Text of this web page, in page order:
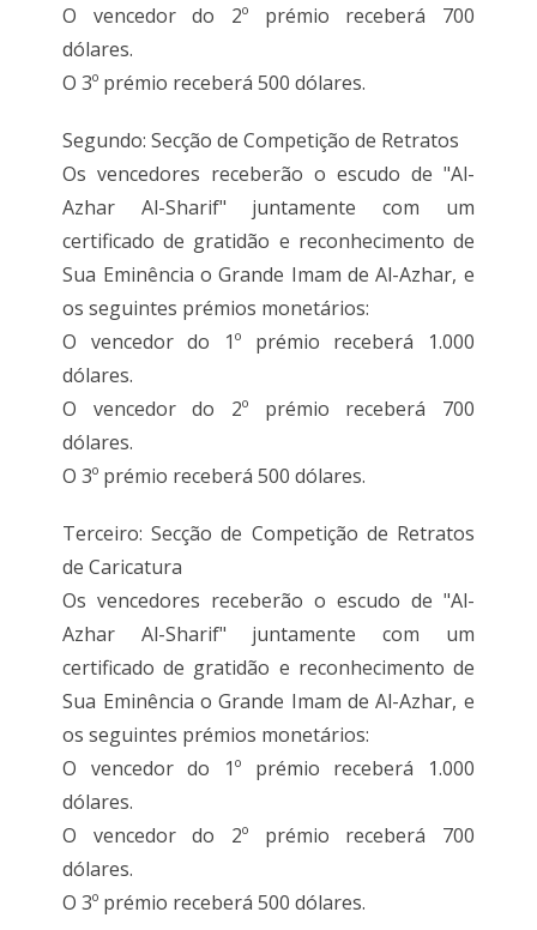
O vencedor do 2º prémio receberá 700
dólares.
O 3º prémio receberá 500 dólares.
Segundo: Secção de Competição de Retratos
Os vencedores receberão o escudo de "Al-
Azhar Al-Sharif" juntamente com um
certificado de gratidão e reconhecimento de
Sua Eminência o Grande Imam de Al-Azhar, e
os seguintes prémios monetários:
O vencedor do 1º prémio receberá 1.000
dólares.
O vencedor do 2º prémio receberá 700
dólares.
O 3º prémio receberá 500 dólares.
Terceiro: Secção de Competição de Retratos
de Caricatura
Os vencedores receberão o escudo de "Al-
Azhar Al-Sharif" juntamente com um
certificado de gratidão e reconhecimento de
Sua Eminência o Grande Imam de Al-Azhar, e
os seguintes prémios monetários:
O vencedor do 1º prémio receberá 1.000
dólares.
O vencedor do 2º prémio receberá 700
dólares.
O 3º prémio receberá 500 dólares.